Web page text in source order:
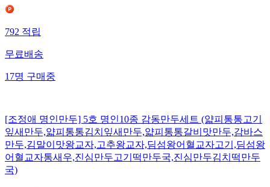
792적립
무료배송
17명구매중
[조정애 명인만두] 5호 명인10종 감동만두세트 (얇피통통고기
잎새만두,얇피통통김치잎새만두,얇피통통갈비맛만두,감바스
만두,김말이맛왕교자,고추왕교자,딤섬왕어혈교자고기,딤섬왕
어혈교자통새우,진심만두고기떡만두국,진심만두김치떡만두
국)